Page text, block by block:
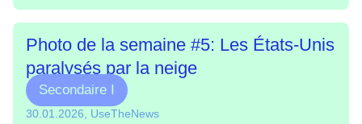
Photo de la semaine #5: Les États-Unis
paralysés par la neige
Secondaire I
30.01.2026, UseTheNews